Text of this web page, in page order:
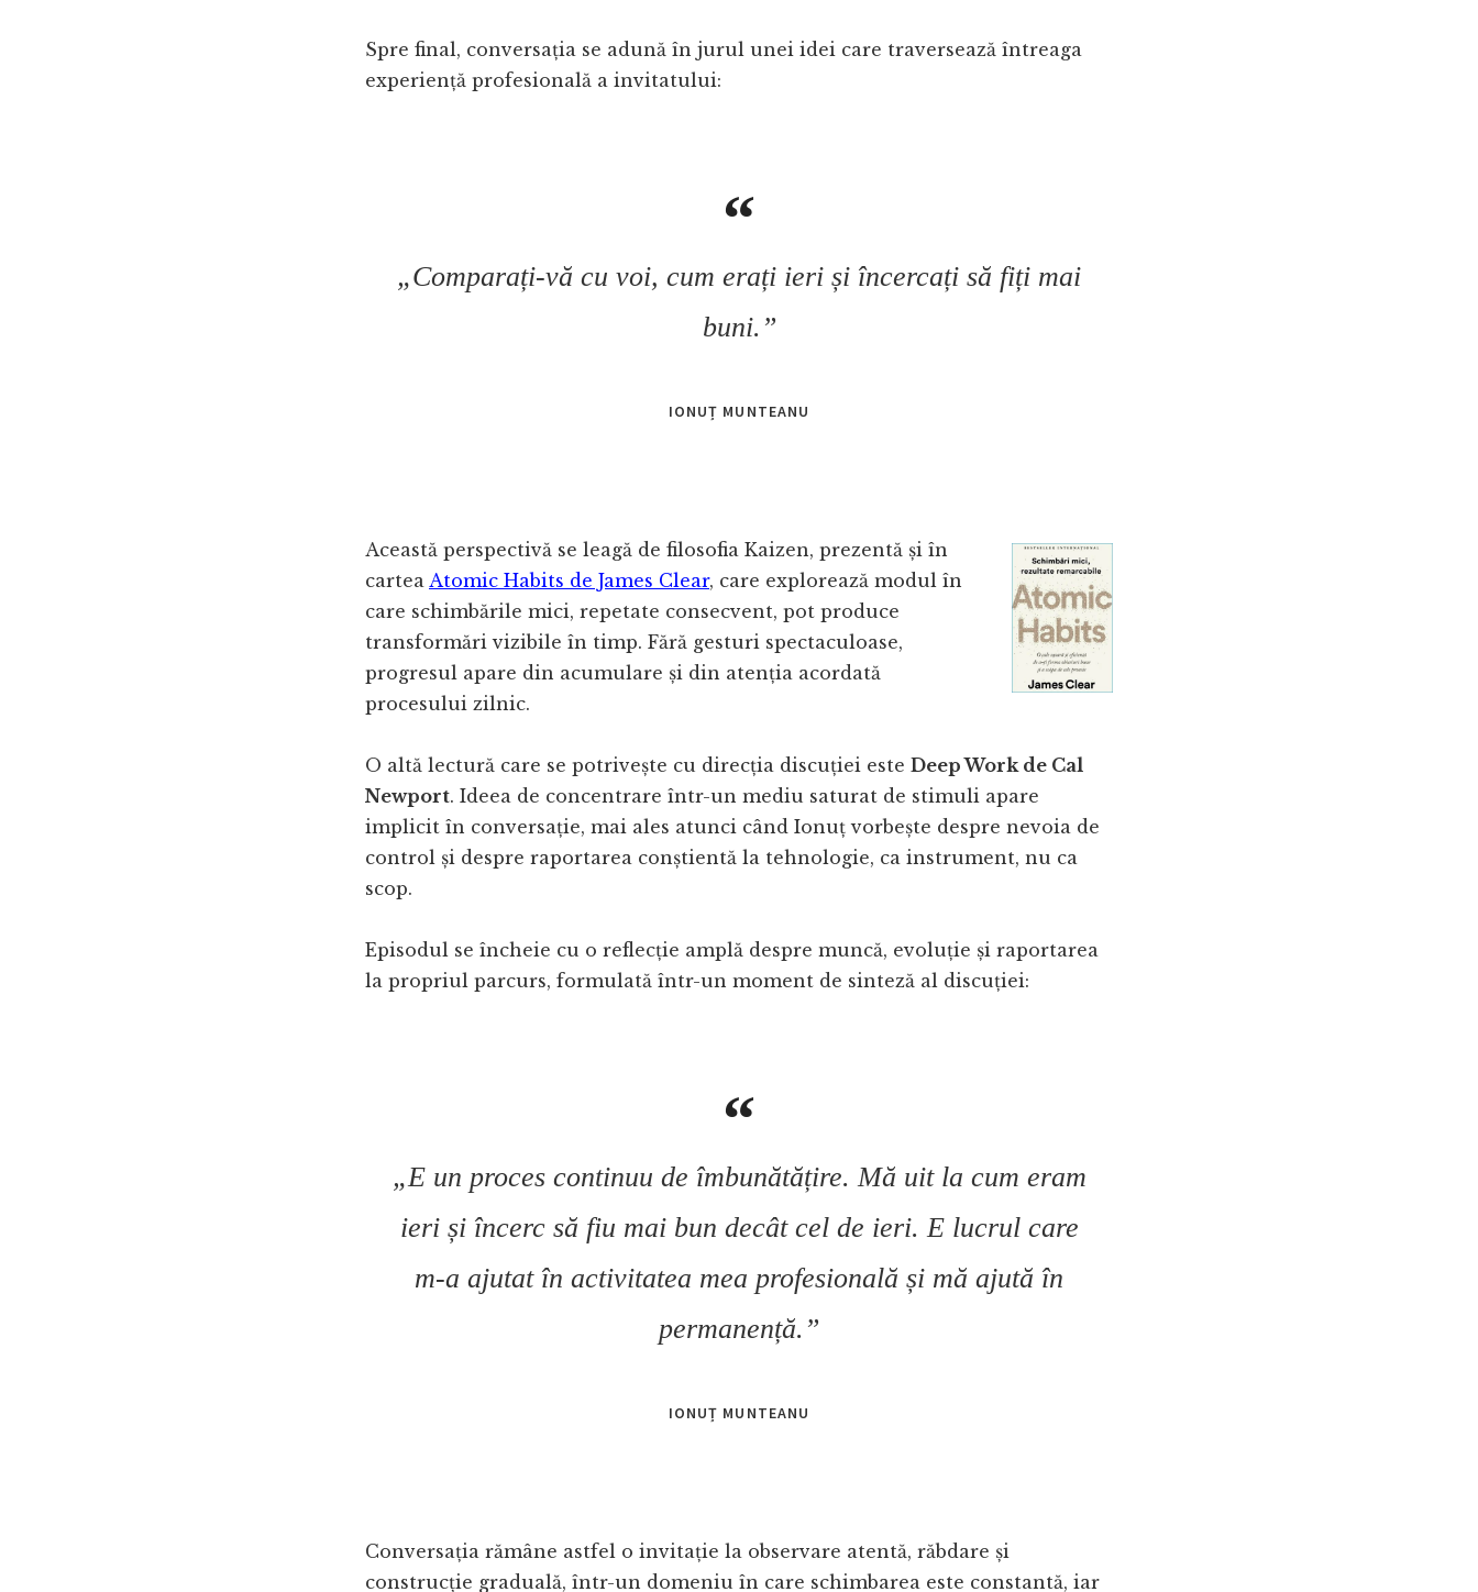
Spre final, conversația se adună în jurul unei idei care traversează întreaga
experiență profesională a invitatului:
„Comparați-vă cu voi, cum erați ieri și încercați să fiți mai
buni.”
IONUȚ MUNTEANU
Această perspectivă se leagă de filosofia Kaizen, prezentă și în
cartea Atomic Habits de James Clear, care explorează modul în
care schimbările mici, repetate consecvent, pot produce
transformări vizibile în timp. Fără gesturi spectaculoase,
progresul apare din acumulare și din atenția acordată
procesului zilnic.
O altă lectură care se potrivește cu direcția discuției este Deep Work de Cal
Newport. Ideea de concentrare într-un mediu saturat de stimuli apare
implicit în conversație, mai ales atunci când Ionuț vorbește despre nevoia de
control și despre raportarea conștientă la tehnologie, ca instrument, nu ca
scop.
Episodul se încheie cu o reflecție amplă despre muncă, evoluție și raportarea
la propriul parcurs, formulată într-un moment de sinteză al discuției:
„E un proces continuu de îmbunătățire. Mă uit la cum eram
ieri și încerc să fiu mai bun decât cel de ieri. E lucrul care
m-a ajutat în activitatea mea profesională și mă ajută în
permanență.”
IONUȚ MUNTEANU
Conversația rămâne astfel o invitație la observare atentă, răbdare și
construcție graduală, într-un domeniu în care schimbarea este constantă, iar